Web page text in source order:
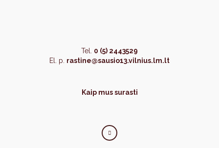
Tel. 0 (5) 2443529
El. p. rastine@sausio13.vilnius.lm.lt
Kaip mus surasti